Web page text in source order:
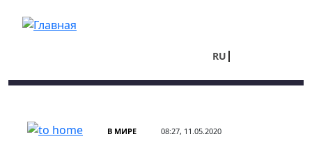
RU
В МИРЕ 08:27, 11.05.2020